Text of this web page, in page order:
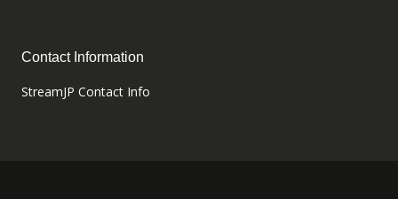
Contact Information
StreamJP Contact Info